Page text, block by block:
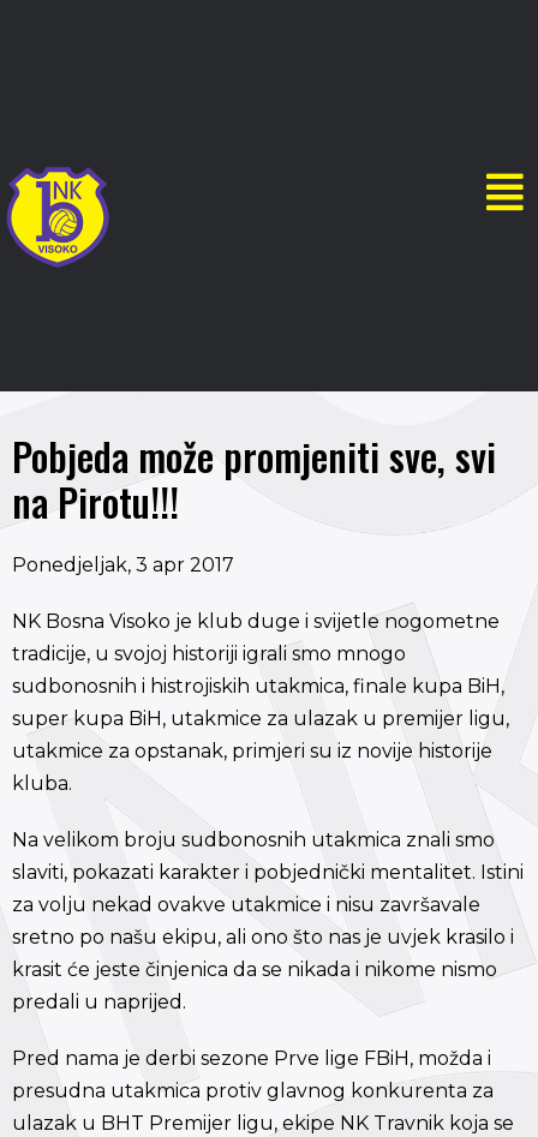
Pobjeda može promjeniti sve, svi
na Pirotu!!!
Ponedjeljak, 3 apr 2017
NK Bosna Visoko je klub duge i svijetle nogometne
tradicije, u svojoj historiji igrali smo mnogo
sudbonosnih i histrojiskih utakmica, finale kupa BiH,
super kupa BiH, utakmice za ulazak u premijer ligu,
utakmice za opstanak, primjeri su iz novije historije
kluba.
Na velikom broju sudbonosnih utakmica znali smo
slaviti, pokazati karakter i pobjednički mentalitet. Istini
za volju nekad ovakve utakmice i nisu završavale
sretno po našu ekipu, ali ono što nas je uvjek krasilo i
krasit će jeste činjenica da se nikada i nikome nismo
predali u naprijed.
Pred nama je derbi sezone Prve lige FBiH, možda i
presudna utakmica protiv glavnog konkurenta za
ulazak u BHT Premijer ligu, ekipe NK Travnik koja se